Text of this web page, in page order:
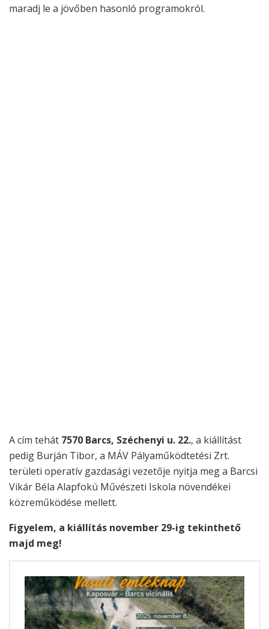
maradj le a jövőben hasonló programokról.
A cím tehát 7570 Barcs, Széchenyi u. 22., a kiállítást
pedig Burján Tibor, a MÁV Pályaműködtetési Zrt.
területi operatív gazdasági vezetője nyitja meg a Barcsi
Vikár Béla Alapfokú Művészeti Iskola növendékei
közreműködése mellett.
Figyelem, a kiállítás november 29-ig tekinthető
majd meg!